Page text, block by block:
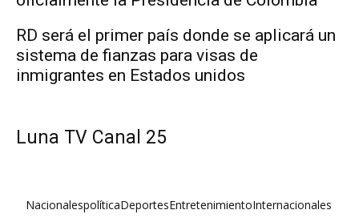
RD será el primer país donde se aplicará un
sistema de fianzas para visas de
inmigrantes en Estados unidos
Luna TV Canal 25
NacionalespolíticaDeportesEntretenimientoInternacionales